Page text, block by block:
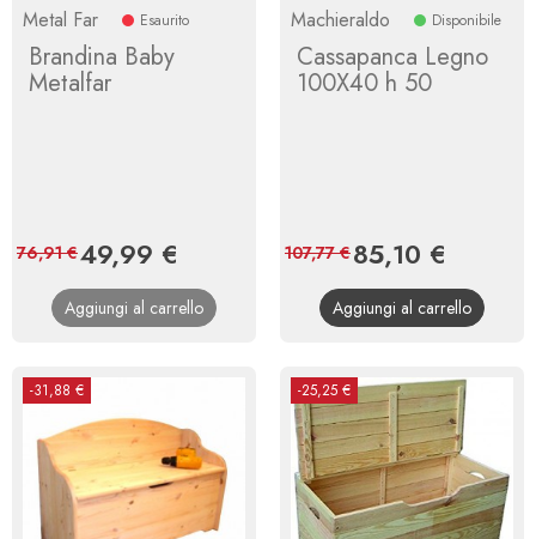
Metal Far Esaurito
Brandina Baby
Metalfar
Prezzo
49,99 €
base
76,91 €
Aggiungi al carrello
Machieraldo Disponibile
Cassapanca Legno
100X40 h 50
Prezzo
85,10 €
base
107,77 €
Aggiungi al carrello
-31,88 € -25,25 €